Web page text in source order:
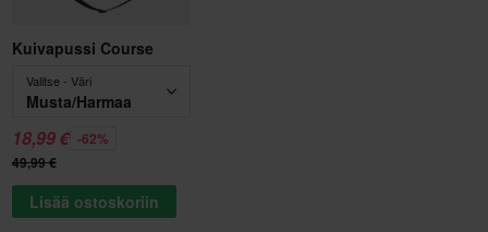
Kuivapussi Course
Valitse - Väri
Musta/Harmaa
18,99 € -62%
49,99 €
Lisää ostoskoriin